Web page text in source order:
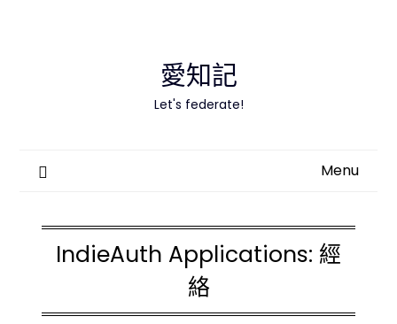
愛知記
Let's federate!
Menu
IndieAuth Applications: 經
絡